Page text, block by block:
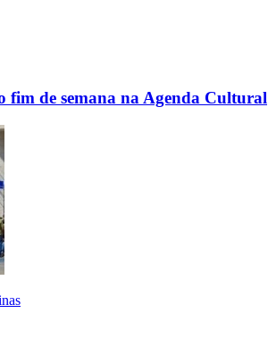
fim de semana na Agenda Cultural